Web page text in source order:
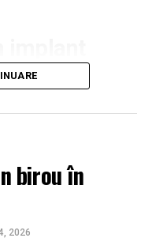
deși mulți așa
cândva rădăcina
intermediară, iar
vizibilă, cea care
birou în
2026